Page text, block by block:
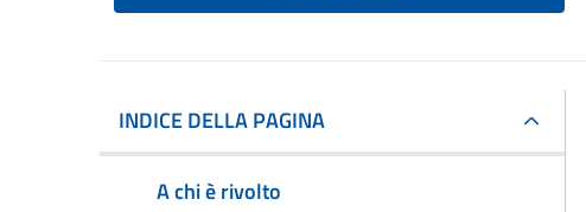
INDICE DELLA PAGINA
A chi è rivolto